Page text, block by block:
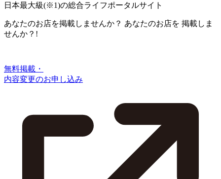
日本最大級(※1)の総合ライフポータルサイト
あなたのお店を掲載しませんか？ あなたのお店を 掲載しま
せんか？!
無料掲載・
内容変更のお申し込み